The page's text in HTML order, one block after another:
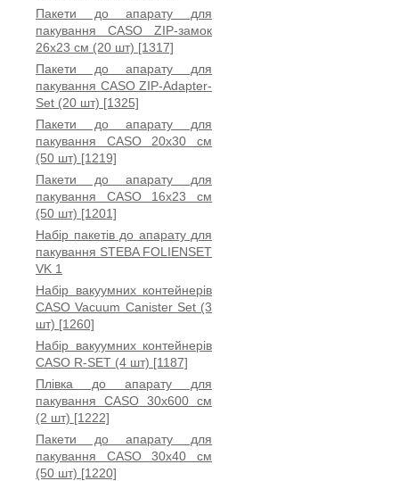
Пакети до апарату для
пакування CASO ZIP-замок
26x23 см (20 шт) [1317]
Пакети до апарату для
пакування CASO ZIP-Adapter-
Set (20 шт) [1325]
Пакети до апарату для
пакування CASO 20х30 см
(50 шт) [1219]
Пакети до апарату для
пакування CASO 16x23 см
(50 шт) [1201]
Набір пакетів до апарату для
пакування STEBA FOLIENSET
VK 1
Набір вакуумних контейнерів
CASO Vacuum Canister Set (3
шт) [1260]
Набір вакуумних контейнерів
CASO R-SET (4 шт) [1187]
Плівка до апарату для
пакування CASO 30x600 см
(2 шт) [1222]
Пакети до апарату для
пакування CASO 30x40 см
(50 шт) [1220]